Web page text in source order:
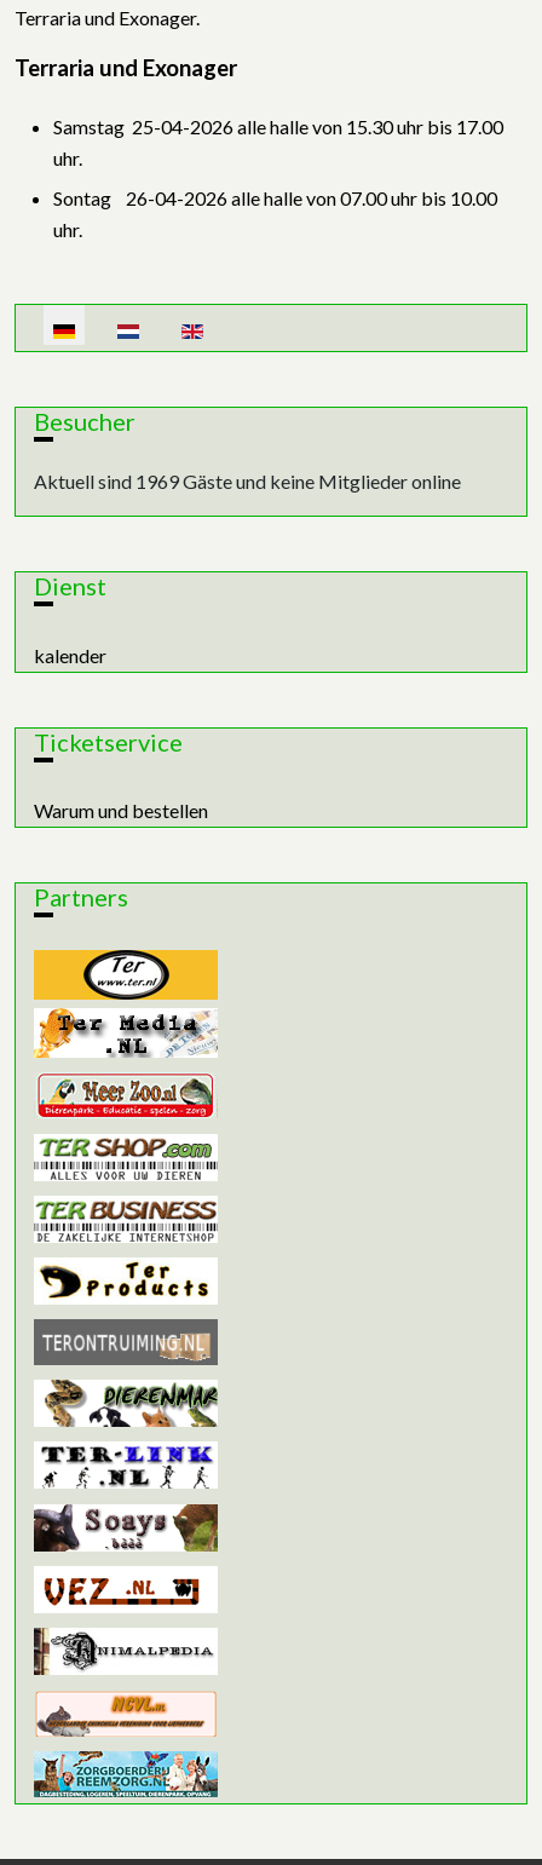
Terraria und Exonager.
Terraria und Exonager
Samstag 25-04-2026 alle halle von 15.30 uhr bis 17.00
uhr.
Sontag 26-04-2026 alle halle von 07.00 uhr bis 10.00
uhr.
Sprache auswählen
Besucher
Aktuell sind 1969 Gäste und keine Mitglieder online
Dienst
kalender
Ticketservice
Warum und bestellen
Partners